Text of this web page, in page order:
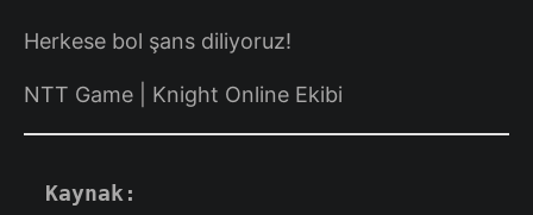
Herkese bol şans diliyoruz!
NTT Game | Knight Online Ekibi
Kaynak: